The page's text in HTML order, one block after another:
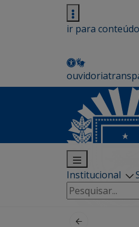
ir para conteúdo
ouvidoria
Institucional
Pesquisar
por: